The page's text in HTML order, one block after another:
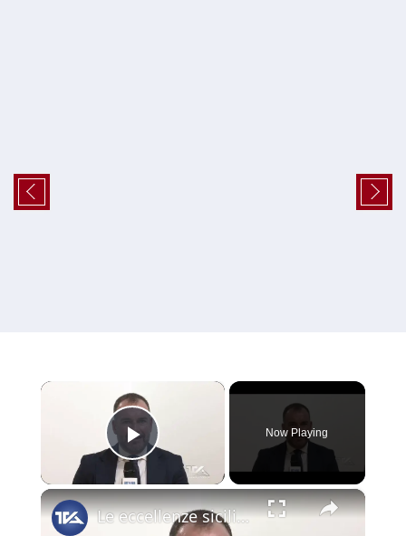
×
Play Video
Now Playing
×
Le eccellenze siciliane al Macfrut 2025